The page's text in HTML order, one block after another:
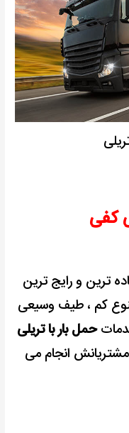
کفی
ترین و رایج ترین
کم ، طیف وسیعی
خدماتحمل بار با تریلی
مشتریانش انجام می